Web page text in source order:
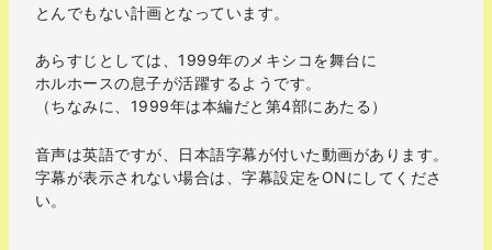
とんでもない計画となっています。
あらすじとしては、1999年のメキシコを舞台に
ホルホースの息子が活躍するようです。
（ちなみに、1999年は本編だと第4部にあたる）
音声は英語ですが、日本語字幕が付いた動画があります。
字幕が表示されない場合は、字幕設定をONにしてくださ
い。